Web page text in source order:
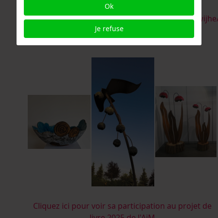
https://www.instagram.com/
henny@deverbeeldingwijhe.nl
Cliquez ici pour voir sa participation au projet de
Ok
Je refuse